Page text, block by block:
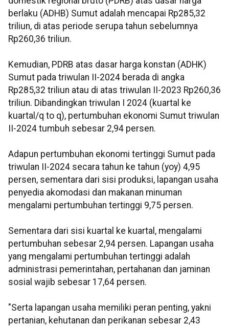
berlaku (ADHB) Sumut adalah mencapai Rp285,32
triliun, di atas periode serupa tahun sebelumnya
Rp260,36 triliun.
Kemudian, PDRB atas dasar harga konstan (ADHK)
Sumut pada triwulan II-2024 berada di angka
Rp285,32 triliun atau di atas triwulan II-2023 Rp260,36
triliun. Dibandingkan triwulan I 2024 (kuartal ke
kuartal/q to q), pertumbuhan ekonomi Sumut triwulan
II-2024 tumbuh sebesar 2,94 persen.
Adapun pertumbuhan ekonomi tertinggi Sumut pada
triwulan II-2024 secara tahun ke tahun (yoy) 4,95
persen, sementara dari sisi produksi, lapangan usaha
penyedia akomodasi dan makanan minuman
mengalami pertumbuhan tertinggi 9,75 persen.
Sementara dari sisi kuartal ke kuartal, mengalami
pertumbuhan sebesar 2,94 persen. Lapangan usaha
yang mengalami pertumbuhan tertinggi adalah
administrasi pemerintahan, pertahanan dan jaminan
sosial wajib sebesar 17,64 persen.
"Serta lapangan usaha memiliki peran penting, yakni
pertanian, kehutanan dan perikanan sebesar 2,43